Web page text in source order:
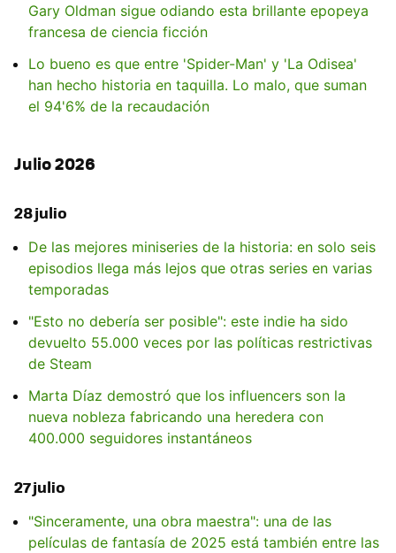
Gary Oldman sigue odiando esta brillante epopeya
francesa de ciencia ficción
Lo bueno es que entre 'Spider-Man' y 'La Odisea'
han hecho historia en taquilla. Lo malo, que suman
el 94'6% de la recaudación
Julio 2026
28 julio
De las mejores miniseries de la historia: en solo seis
episodios llega más lejos que otras series en varias
temporadas
"Esto no debería ser posible": este indie ha sido
devuelto 55.000 veces por las políticas restrictivas
de Steam
Marta Díaz demostró que los influencers son la
nueva nobleza fabricando una heredera con
400.000 seguidores instantáneos
27 julio
"Sinceramente, una obra maestra": una de las
películas de fantasía de 2025 está también entre las